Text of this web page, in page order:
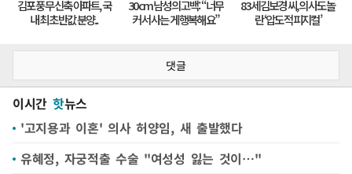
댓글
이시간 핫뉴스
'고지용과 이혼' 의사 허양임, 새 출발했다
유혜정, 자궁적출 수술 "여성성 잃는 것이…"